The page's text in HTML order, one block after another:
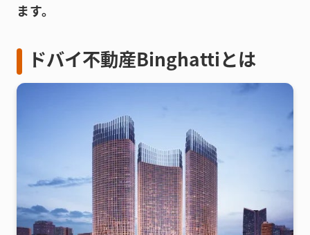
ます。
ドバイ不動産Binghattiとは